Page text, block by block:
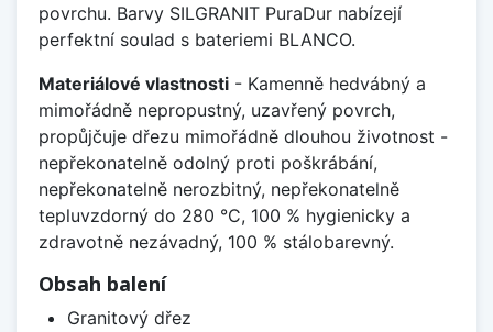
povrchu. Barvy SILGRANIT PuraDur nabízejí
perfektní soulad s bateriemi BLANCO.
Materiálové vlastnosti - Kamenně hedvábný a
mimořádně nepropustný, uzavřený povrch,
propůjčuje dřezu mimořádně dlouhou životnost -
nepřekonatelně odolný proti poškrábání,
nepřekonatelně nerozbitný, nepřekonatelně
tepluvzdorný do 280 °C, 100 % hygienicky a
zdravotně nezávadný, 100 % stálobarevný.
Obsah balení
Granitový dřez